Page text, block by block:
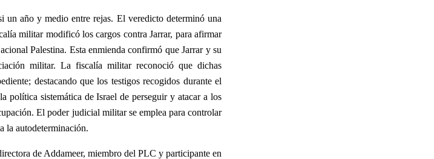
año y medio entre rejas. El veredicto determinó una
militar modificó los cargos contra Jarrar, para afirmar
Palestina. Esta enmienda confirmó que Jarrar y su
militar. La fiscalía militar reconoció que dichas
destacando que los testigos recogidos durante el
sistemática de Israel de perseguir y atacar a los
El poder judicial militar se emplea para controlar
la autodeterminación.
de Addameer, miembro del PLC y participante en